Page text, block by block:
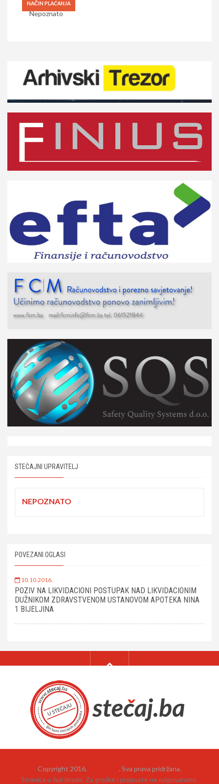
NAČIN PLAĆANJA
Nepoznato
STEČAJNI UPRAVITELJ
NEPOZNATO
POVEZANI OGLASI
10.10.2016.
POZIV NA LIKVIDACIONI POSTUPAK NAD LIKVIDACIONIM
DUŽNIKOM ZDRAVSTVENOM USTANOVOM APOTEKA NINA
1 BIJELJINA
Copyright 2016.
. Sva prava pridržana.
Stranica u fazi izrade. Za greške i propuste ne odgovaramo.